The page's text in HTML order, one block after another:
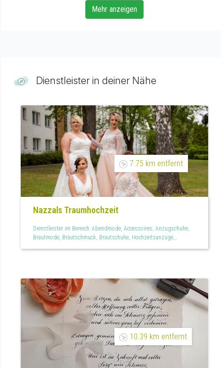
Mehr anzeigen
Dienstleister in deiner Nähe
7.75 km entfernt
Nazzals Traumhochzeit
Dienstleister im Bereich: Abendmode, Accessoires, Anzugschuhe,
Brautmode, Brautschmuck, Brautschuhe, Hochzeitsanzüge,
10.39 km entfernt